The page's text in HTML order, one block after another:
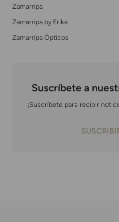
Zamarripa
Zamarripa by Erika
Zamarripa Ópticos
Suscríbete a
¡Suscríbete para recibir